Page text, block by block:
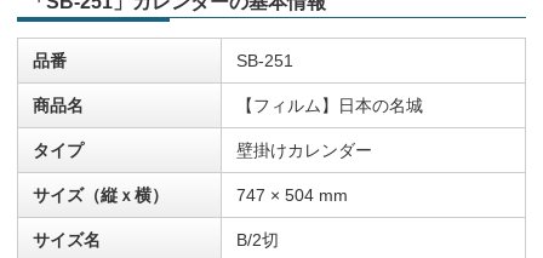
品番 SB-251
商品名 【フィルム】日本の名城
タイプ 壁掛けカレンダー
サイズ（縦ｘ横） 747 × 504 mm
サイズ名 B/2切